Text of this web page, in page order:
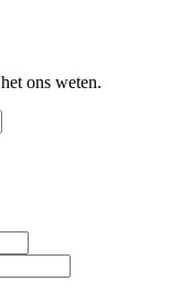
ons weten.